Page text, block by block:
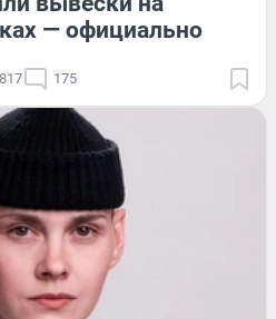
— официально
175